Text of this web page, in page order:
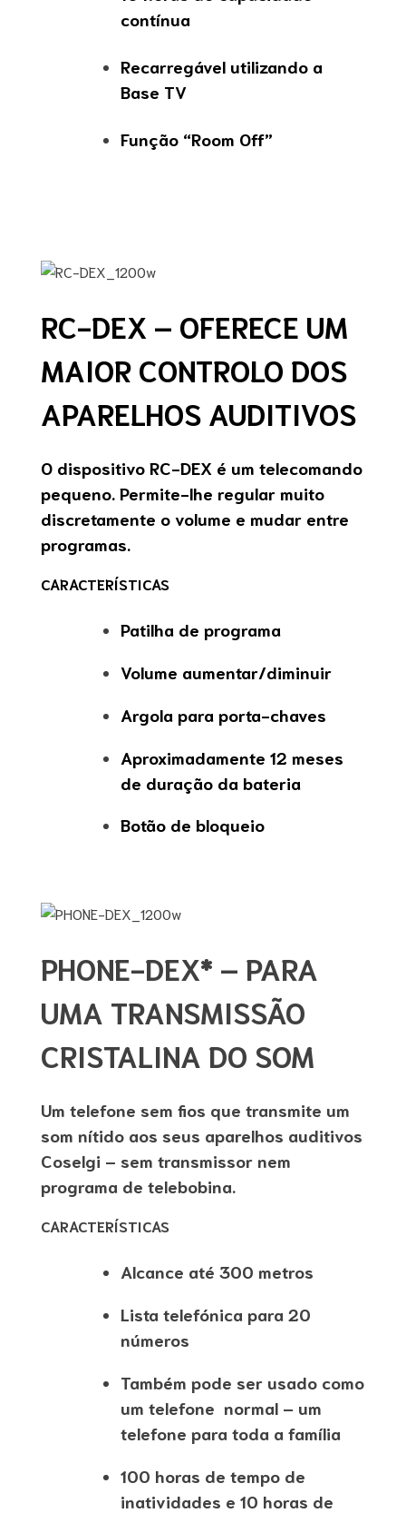
contínua
Recarregável utilizando a
Base TV
Função “Room Off”
RC-DEX – OFERECE UM
MAIOR CONTROLO DOS
APARELHOS AUDITIVOS
O dispositivo RC-DEX é um telecomando
pequeno. Permite-lhe regular muito
discretamente o volume e mudar entre
programas.
CARACTERÍSTICAS
Patilha de programa
Volume aumentar/diminuir
Argola para porta-chaves
Aproximadamente 12 meses
de duração da bateria
Botão de bloqueio
PHONE-DEX* – PARA
UMA TRANSMISSÃO
CRISTALINA DO SOM
Um telefone sem fios que transmite um
som nítido aos seus aparelhos auditivos
Coselgi – sem transmissor nem
programa de telebobina.
CARACTERÍSTICAS
Alcance até 300 metros
Lista telefónica para 20
números
Também pode ser usado como
um telefone normal – um
telefone para toda a família
100 horas de tempo de
inatividades e 10 horas de